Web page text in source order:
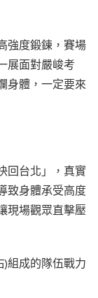
強度鍛鍊，賽場
展面對嚴峻考
身體，一定要來
回台北」，真實
致身體承受高度
現場觀眾直擊壓
)組成的隊伍戰力